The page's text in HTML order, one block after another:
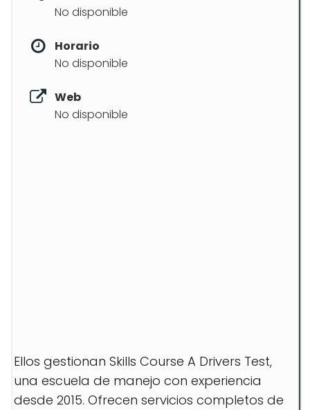
No disponible
Horario
No disponible
Web
No disponible
Ellos gestionan Skills Course A Drivers Test,
una escuela de manejo con experiencia
desde 2015. Ofrecen servicios completos de